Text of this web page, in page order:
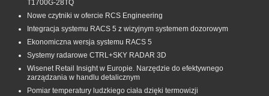
T1700G‑28TQ
Nowe czytniki w ofercie RCS Engineering
Integracja systemu RACS 5 z wizyjnym systemem dozorowym
Ekonomiczna wersja systemu RACS 5
Systemy radarowe CTRL+SKY RADAR 3D
Wisenet Retail Insight w Europie. Narzędzie do efektywnego
zarządzania w handlu detalicznym
Pomiar temperatury ludzkiego ciała dzięki termowizji